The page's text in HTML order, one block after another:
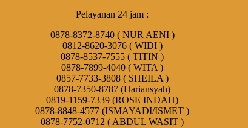
Pelayanan 24 jam :
0878-8372-8740 ( NUR AENI )
0812-8620-3076 ( WIDI )
0878-8537-7555 ( TITIN )
0878-7899-4040 ( WITA )
0857-7733-3808 ( SHEILA )
0878-7350-8787 (Hariansyah)
0819-1159-7339 (ROSE INDAH)
0878-8848-4577 (ISMAYADI/ISMET )
0878-7752-0712 ( ABDUL WASIT )